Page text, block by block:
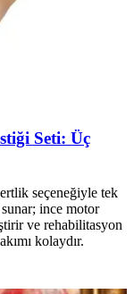
Seti: Üç
seçeneğiyle tek
ince motor
ve rehabilitasyon
kolaydır.